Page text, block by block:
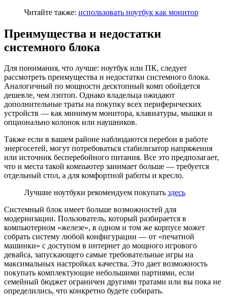
Читайте также: использовать ноутбук как монитор
Преимущества и недостатки
системного блока
Для понимания, что лучше: ноутбук или ПК, следует
рассмотреть преимущества и недостатки системного блока.
Аналогичный по мощности десктопный комп обойдется
дешевле, чем лэптоп. Однако владельца ожидают
дополнительные траты на покупку всех периферических
устройств — как минимум монитора, клавиатуры, мышки и
опционально колонок или наушников.
Также если в вашем районе наблюдаются перебои в работе
энергосетей, могут потребоваться стабилизатор напряжения
или источник бесперебойного питания. Все это предполагает,
что и места такой компьютер занимает больше — требуется
отдельный стол, а для комфортной работы и кресло.
Лучшие ноутбуки рекомендуем покупать здесь
Системный блок имеет больше возможностей для
модернизации. Пользователь, который разбирается в
компьютерном «железе», в одном и том же корпусе может
собрать систему любой конфигурации — от «печатной
машинки» с доступом в интернет до мощного игрового
девайса, запускающего самые требовательные игры на
максимальных настройках качества. Это дает возможность
покупать комплектующие небольшими партиями, если
семейный бюджет ограничен другими тратами или вы пока не
определились, что конкретно будете собирать.